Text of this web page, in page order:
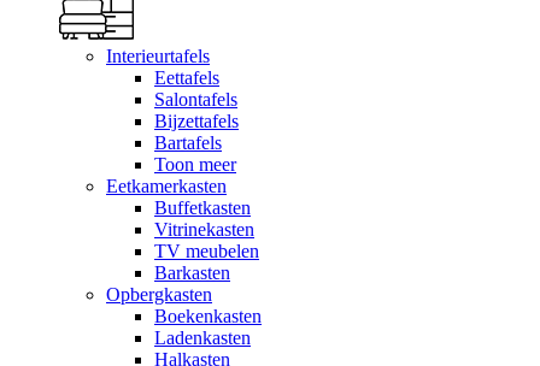
Interieurtafels
Eettafels
Salontafels
Bijzettafels
Bartafels
Toon meer
Eetkamerkasten
Buffetkasten
Vitrinekasten
TV meubelen
Barkasten
Opbergkasten
Boekenkasten
Ladenkasten
Halkasten